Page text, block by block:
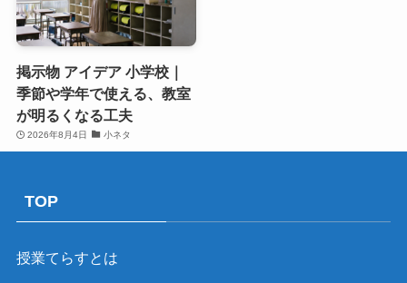
掲示物 アイデア 小学校｜
季節や学年で使える、教室
が明るくなる工夫
2026年8月4日 小ネタ
TOP
授業てらすとは